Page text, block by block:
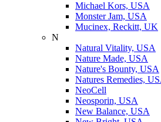
Michael Kors, USA
Monster Jam, USA
Mucinex, Reckitt, UK
N
Natural Vitality, USA
Nature Made, USA
Nature's Bounty, USA
Natures Remedies,
NeoCell
Neosporin, USA
New Balance, USA